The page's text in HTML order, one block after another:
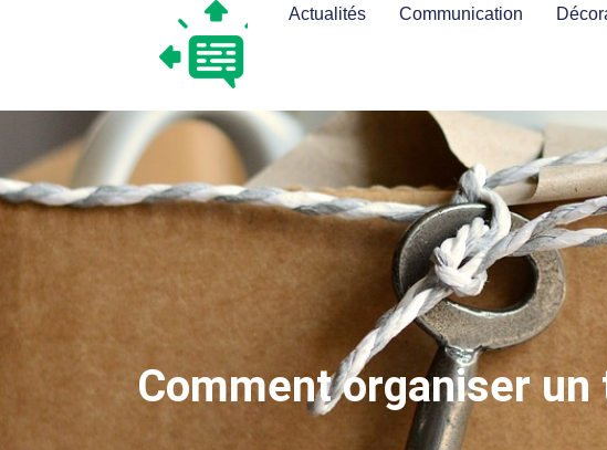
Actualités Communication
Comment organiser